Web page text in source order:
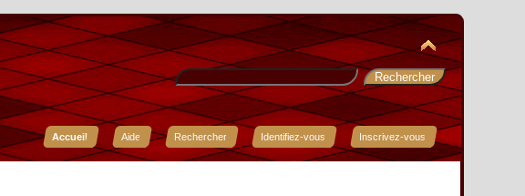
Accueil
Aide Rechercher Identifiez-vous Inscrivez-vous